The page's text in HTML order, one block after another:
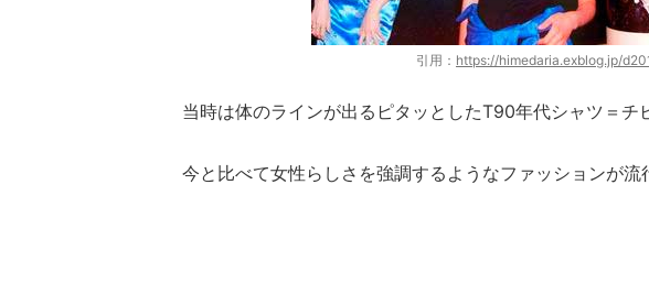
引用： https://himedaria.exblog.jp/
当時は体のラインが出るピタッとしたT90年代シャツ＝チ
今と比べて女性らしさを強調するようなファッションが流